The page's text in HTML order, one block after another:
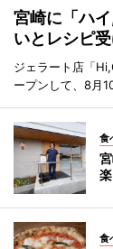
宮崎に「ハ
いとレシピ
ジェラート店「
ープンして、8月
食
食